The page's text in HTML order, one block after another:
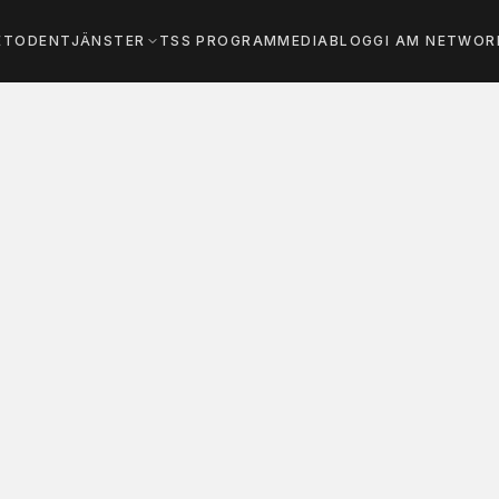
TJÄNSTER TSS PROGRAMMEDIABLOGG I AM